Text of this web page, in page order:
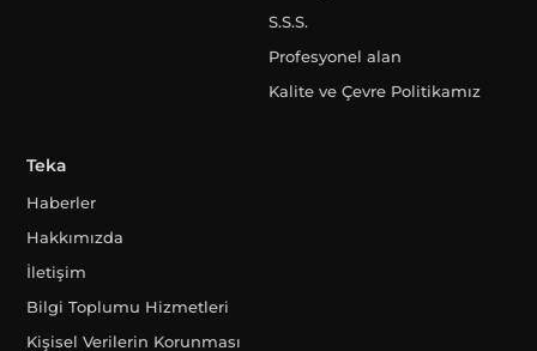
S.S.S.
Profesyonel alan
Kalite ve Çevre Politikamız
Teka
Haberler
Hakkımızda
İletişim
Bilgi Toplumu Hizmetleri
Kişisel Verilerin Korunması